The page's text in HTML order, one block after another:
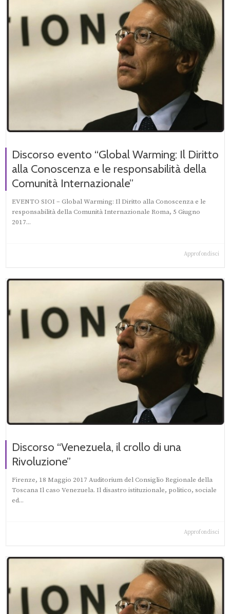
Discorso evento “Global Warming: Il Diritto
alla Conoscenza e le responsabilità della
Comunità Internazionale”
EVENTO SIOI – Global Warming: Il Diritto alla Conoscenza e le
responsabilità della Comunità Internazionale Roma, 5 Giugno
2017...
Approfondisci
Discorso “Venezuela, il crollo di una
Rivoluzione”
Firenze, 18 Maggio 2017 Auditorium del Consiglio Regionale della
Toscana Il caso Venezuela. Il disastro istituzionale, politico, sociale
ed...
Approfondisci